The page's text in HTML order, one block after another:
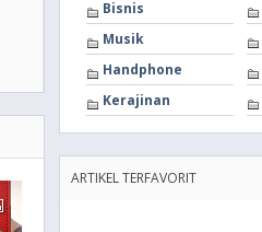
Bisnis
Musik
Handphone
Kerajinan
ARTIKEL TERFAVORIT